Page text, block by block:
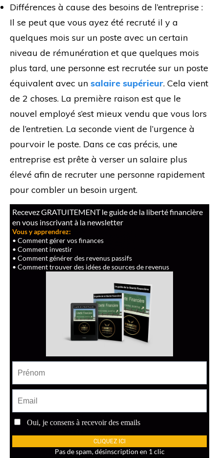
Différences à cause des besoins de l’entreprise :
Il se peut que vous ayez été recruté il y a
quelques mois sur un poste avec un certain
niveau de rémunération et que quelques mois
plus tard, une personne est recrutée sur un poste
équivalent avec un salaire supérieur. Cela vient
de 2 choses. La première raison est que le
nouvel employé s’est mieux vendu que vous lors
de l’entretien. La seconde vient de l’urgence à
pourvoir le poste. Dans ce cas précis, une
entreprise est prête à verser un salaire plus
élevé afin de recruter une personne rapidement
pour combler un besoin urgent.